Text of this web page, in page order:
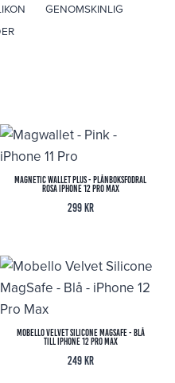
GENOMSKINLIG
Magnetic Wallet Plus - Plånboksfodral
Rosa iPhone 12 Pro Max
299 kr
Mobello Velvet Silicone MagSafe - Blå
till iPhone 12 Pro Max
249 kr